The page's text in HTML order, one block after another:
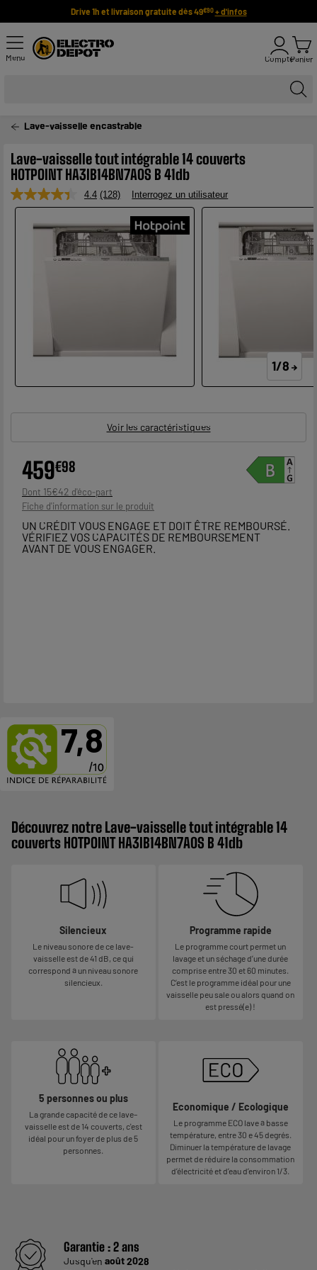
Drive 1h et livraison gratuite dès 49€90 + d'infos
Menu ComptePanier
Lave-vaisselle encastrable
Lave-vaisselle tout intégrable 14 couverts
HOTPOINT HA3IB14BN7A0S B 41db
4.4 Lire
128
avis.
Lien
sur
la
(128) Interrogez un utilisateur
1/8
Voir les caractéristiques
459€98
Dont 15€42
Fiche d'information sur le produit
UN CRÉDIT VOUS ENGAGE ET DOIT ÊTRE REMBOURSÉ.
VÉRIFIEZ VOS CAPACITÉS DE REMBOURSEMENT
AVANT DE VOUS ENGAGER.
7,8
Découvrez notre Lave-vaisselle tout intégrable 14
couverts HOTPOINT HA3IB14BN7A0S B 41db
Silencieux
Le niveau sonore de ce lave-
vaisselle est de 41 dB, ce qui
correspond à un niveau sonore
silencieux.
Programme rapide
Le programme court permet un
lavage et un séchage d’une durée
comprise entre 30 et 60 minutes.
C’est le programme idéal pour une
vaisselle peu sale ou alors quand on
est pressé(e) !
5 personnes ou plus
La grande capacité de ce lave–
vaisselle est de 14 couverts, c'est
idéal pour un foyer de plus de 5
personnes.
Economique / Ecologique
Le programme ECO lave à basse
température, entre 30 e 45 degrés.
Diminuer la température de lavage
permet de réduire la consommation
d’électricité et d’eau d’environ 1/3.
Garantie :2 ans
Jusqu'en août 2028